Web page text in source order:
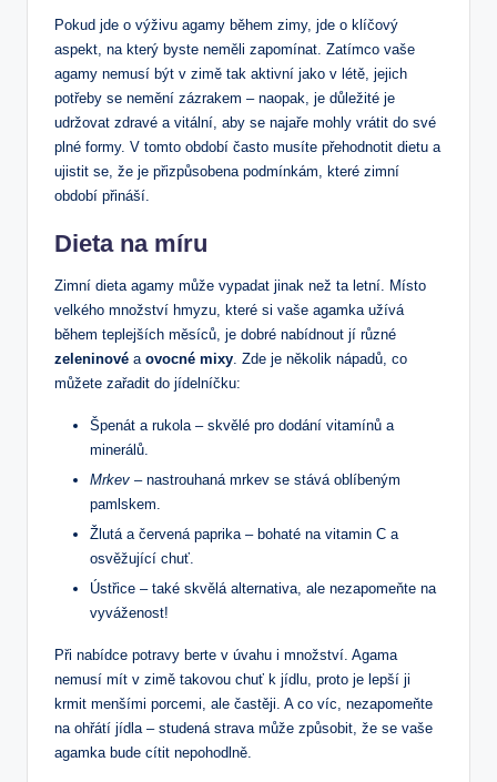
Pokud jde o výživu agamy během zimy, jde ⁢o klíčový
aspekt, na který⁤ byste ‌neměli zapomínat. Zatímco vaše
agamy nemusí být v zimě ​tak ‍aktivní‌ jako v ‍létě, jejich
potřeby se ‍nemění zázrakem – naopak, je důležité je
udržovat zdravé ⁤a ⁢vitální, aby se⁣ najaře ‍mohly vrátit do své
plné ‌formy. V‍ tomto období často musíte přehodnotit dietu a
ujistit se, že je přizpůsobena podmínkám,‍ které zimní
období přináší.
Dieta na míru
Zimní dieta agamy‌ může vypadat jinak než ta letní. Místo
velkého ⁢množství ⁤hmyzu, které si vaše agamka užívá
během⁣ teplejších měsíců, je‍ dobré‌ nabídnout jí různé
zeleninové a ovocné ⁣mixy . ⁢Zde je ‍několik nápadů,‍ co
můžete zařadit ⁢do jídelníčku:
Špenát a rukola – ⁢skvělé pro dodání vitamínů ‌a⁤
minerálů.
Mrkev – nastrouhaná mrkev se ​stává oblíbeným
pamlskem.
Žlutá⁣ a červená⁢ paprika – ⁣bohaté na ⁣vitamin C a
osvěžující⁣ chuť.
Ústřice – také skvělá alternativa, ale nezapomeňte‌ na
vyváženost!
Při nabídce potravy ⁢berte⁣ v úvahu i⁣ množství. Agama ​
nemusí mít ‍v zimě takovou chuť k jídlu, proto je lepší ji
krmit menšími⁣ porcemi, ale častěji. A co víc, nezapomeňte
‍na ohřátí jídla –⁤ studená strava může‍ způsobit, že se vaše
agamka bude⁢ cítit ⁤nepohodlně.